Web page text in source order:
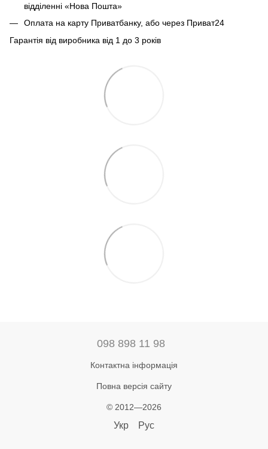
відділенні «Нова Пошта»
Оплата на карту Приватбанку, або через Приват24
Гарантія від виробника від 1 до 3 років
098 898 11 98
Контактна інформація
Повна версія сайту
© 2012—2026
Укр Рус